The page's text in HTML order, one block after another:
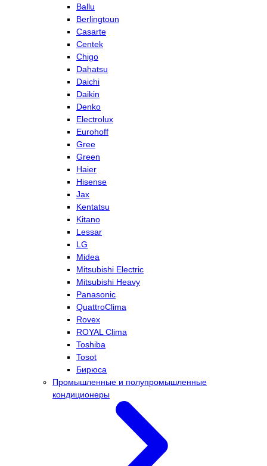
Ballu
Berlingtoun
Casarte
Centek
Chigo
Dahatsu
Daichi
Daikin
Denko
Electrolux
Eurohoff
Gree
Green
Haier
Hisense
Jax
Kentatsu
Kitano
Lessar
LG
Midea
Mitsubishi Electric
Mitsubishi Heavy
Panasonic
QuattroClima
Rovex
ROYAL Clima
Toshiba
Tosot
Бирюса
Промышленные и полупромышленные
кондиционеры